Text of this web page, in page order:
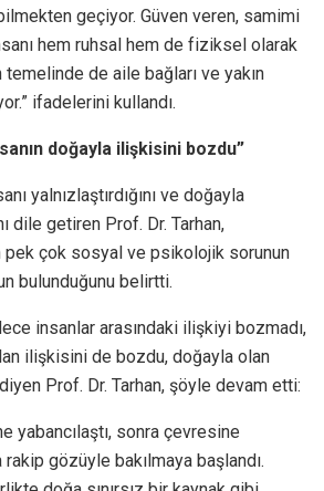
geçiyor. Güven veren, samimi
hem ruhsal hem de fiziksel olarak
de aile bağları ve yakın
ifadelerini kullandı.
doğayla ilişkisini bozdu”
yalnızlaştırdığını ve doğayla
dile getiren Prof. Dr. Tarhan,
pek çok sosyal ve psikolojik sorunun
bulunduğunu belirtti.
insanlar arasındaki ilişkiyi bozmadı,
ilişkisini de bozdu, doğayla olan
Prof. Dr. Tarhan, şöyle devam etti:
yabancılaştı, sonra çevresine
rakip gözüyle bakılmaya başlandı.